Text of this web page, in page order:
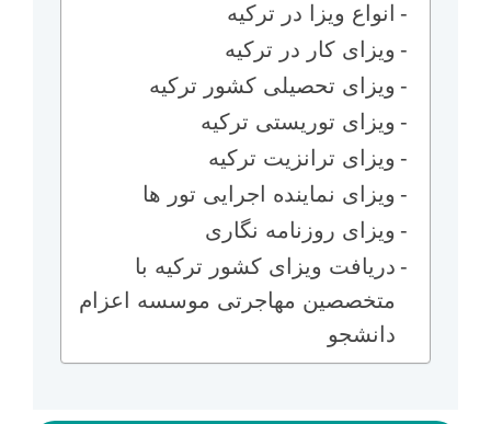
انواع ویزا در ترکیه
ویزای کار در ترکیه
ویزای تحصیلی کشور ترکیه
ویزای توریستی ترکیه
ویزای ترانزیت ترکیه
ویزای نماینده اجرایی تور ها
ویزای روزنامه نگاری
دریافت ویزای کشور ترکیه با
متخصصین مهاجرتی موسسه اعزام
دانشجو